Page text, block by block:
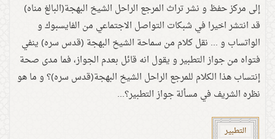
إلى مركز حفظ و نشر تراث المرجع الراحل الشيخ البهجة(البالغ مناه)
قد انتشر اخيرا في شبكات التواصل الاجتماعي من الفايسبوك و
الواتساب و ... نقل كلام من سماحة الشيخ البهجة (قدس سره) ينفي
فتواه من جواز التطبير و يقول انه قائل بعدم الجواز، فما مدى صحة
إنتساب هذا الکلام للمرجع الراحل الشيخ البهجة(قدس سره)؟ و ما هو
نظره الشريف في مسألة جواز التطبير؟...
التطبير